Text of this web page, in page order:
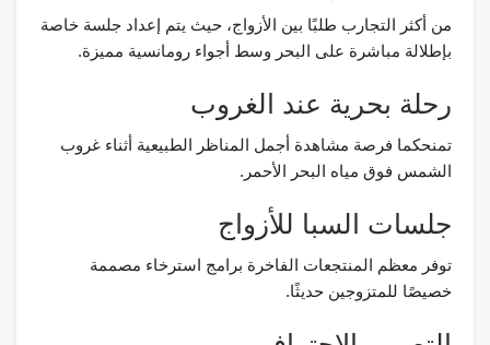
من أكثر التجارب طلبًا بين الأزواج، حيث يتم إعداد جلسة خاصة
بإطلالة مباشرة على البحر وسط أجواء رومانسية مميزة.
رحلة بحرية عند الغروب
تمنحكما فرصة مشاهدة أجمل المناظر الطبيعية أثناء غروب
الشمس فوق مياه البحر الأحمر.
جلسات السبا للأزواج
توفر معظم المنتجعات الفاخرة برامج استرخاء مصممة
خصيصًا للمتزوجين حديثًا.